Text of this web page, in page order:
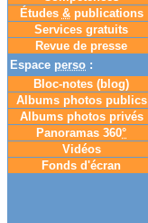
Études &publications
Services gratuits
Revue de presse
Espace perso :
Bloc-notes (blog)
Albums photos publics
Albums photos privés
Panoramas 360°
Vidéos
Fonds d'écran